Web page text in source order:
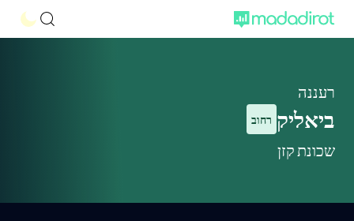
רעננה
ביאליק רחוב
שכונת קזן